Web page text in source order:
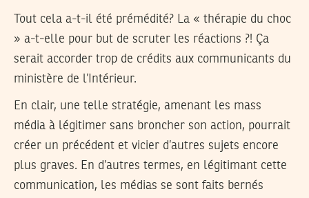
Tout cela a-t-il été prémédité? La « thérapie du choc
» a-t-elle pour but de scruter les réactions ?! Ça
serait accorder trop de crédits aux communicants du
ministère de l’Intérieur.
En clair, une telle stratégie, amenant les mass
média à légitimer sans broncher son action, pourrait
créer un précédent et vicier d’autres sujets encore
plus graves. En d’autres termes, en légitimant cette
communication, les médias se sont faits bernés